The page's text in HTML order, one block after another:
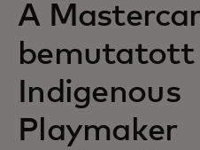
A
bemutatott
Indigenous
Playmaker